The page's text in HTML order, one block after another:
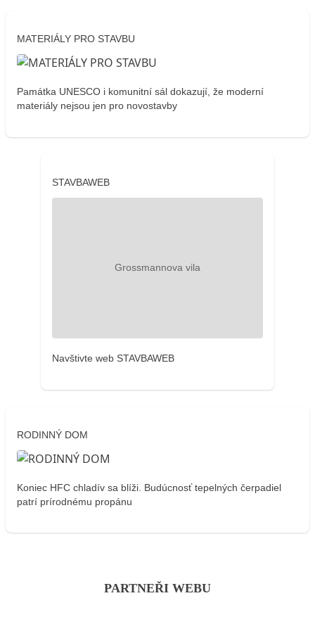
MATERIÁLY PRO STAVBU
Památka UNESCO i komunitní sál dokazují, že moderní
materiály nejsou jen pro novostavby
STAVBAWEB
Navštivte web STAVBAWEB
RODINNÝ DOM
Koniec HFC chladív sa blíži. Budúcnosť tepelných čerpadiel
patrí prírodnému propánu
PARTNEŘI WEBU